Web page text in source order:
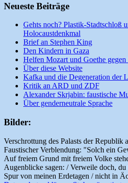
Neueste Beiträge
Gehts noch? Plastik-Stadtschloß
Holocaustdenkmal
Brief an Stephen King
Den Kindern in Gaza
Helfen Mozart und Goethe
Über diese Website
Kafka und die Degeneration der
Kritik an ARD und ZDF
Alexander Skrjabin: faustische
Über genderneutrale Sprache
Bilder:
Verschrottung des Palasts der Republik
Faustischer Verblendung: "Solch ein
Auf freiem Grund mit freiem Volke
Augenblicke sagen: / Verweile doch,
Spur von meinen Erdetagen / nicht in